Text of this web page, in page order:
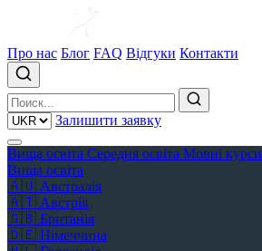
Про нас Блог FAQ Відгуки Контакти
Залишити заявку
Вища освіта Середня освіта Мовні курси
Вища освіта
🇦🇺 Австралія
🇦🇹 Австрія
🇬🇧 Британія
🇩🇪 Німеччина